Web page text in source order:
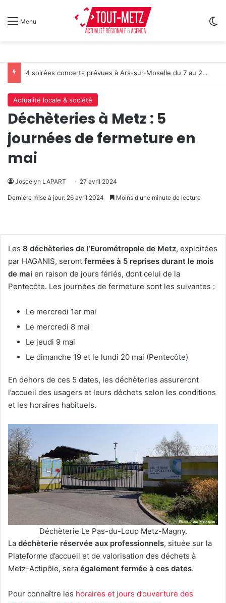
Menu
4 soirées concerts prévues à Ars-sur-Moselle du 7 au 28 août 2026
Actualité locale & société
Déchèteries à Metz : 5
journées de fermeture en
mai
Joscelyn LAPART 27 avril 2024
Dernière mise à jour: 26 avril 2024 Moins d'une minute de lecture
Les 8 déchèteries de l’Eurométropole de Metz, exploitées
par HAGANIS, seront fermées à 5 reprises durant le mois
de mai en raison de jours fériés, dont celui de la
Pentecôte. Les journées de fermeture sont les suivantes :
Le mercredi 1er mai
Le mercredi 8 mai
Le jeudi 9 mai
Le dimanche 19 et le lundi 20 mai (Pentecôte)
En dehors de ces 5 dates, les déchèteries assureront
l’accueil des usagers et leurs déchets selon les conditions
et les horaires habituels.
Déchèterie Le Pas-du-Loup Metz-Magny.
La déchèterie réservée aux professionnels, située sur la
Plateforme d’accueil et de valorisation des déchets à
Metz-Actipôle, sera également fermée à ces dates.
Pour connaître les horaires et jours d’ouverture des